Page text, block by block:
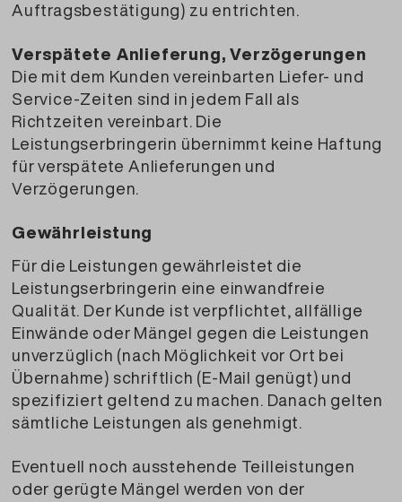
Auftragsbestätigung) zu entrichten.
Verspätete Anlieferung, Verzögerungen
Die mit dem Kunden vereinbarten Liefer- und
Service-Zeiten sind in jedem Fall als
Richtzeiten vereinbart. Die
Leistungserbringerin übernimmt keine Haftung
für verspätete Anlieferungen und
Verzögerungen.
Gewährleistung
Für die Leistungen gewährleistet die
Leistungserbringerin eine einwandfreie
Qualität. Der Kunde ist verpflichtet, allfällige
Einwände oder Mängel gegen die Leistungen
unverzüglich (nach Möglichkeit vor Ort bei
Übernahme) schriftlich (E-Mail genügt) und
spezifiziert geltend zu machen. Danach gelten
sämtliche Leistungen als genehmigt.
Eventuell noch ausstehende Teilleistungen
oder gerügte Mängel werden von der